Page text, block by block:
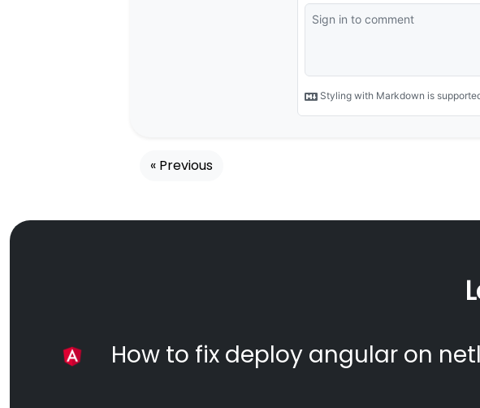
« Previous
How to fix deploy angular on